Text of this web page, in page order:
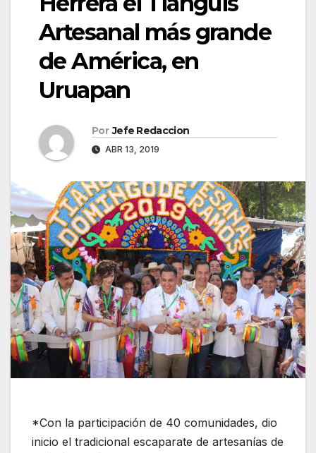
Artesanal más grande
de América, en
Uruapan
Por Jefe Redaccion
ABR 13, 2019
*Con la participación de 40 comunidades, dio
inicio el tradicional escaparate de artesanías de